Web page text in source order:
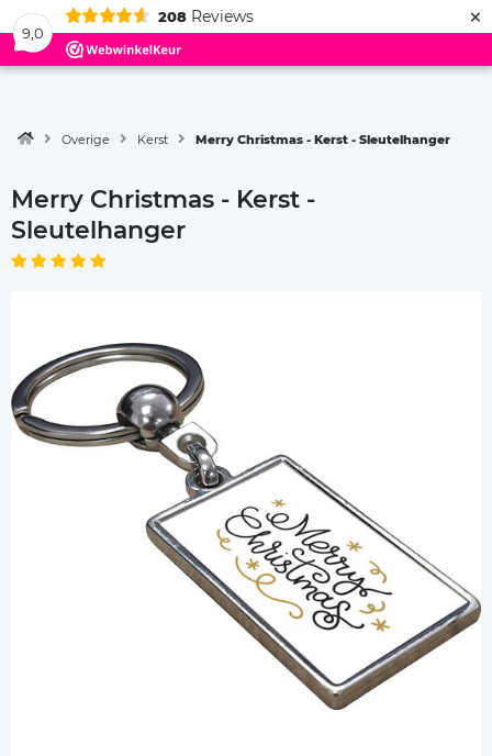
9,0
208 Reviews ×
Menu
Overige Kerst Merry Christmas - Kerst - Sleutelhanger
Merry Christmas - Kerst -
Sleutelhanger